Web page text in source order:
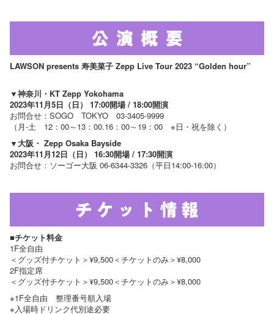
LAWSON presents 寿美菜子 Zepp Live Tour 2023 “Golden hour”
▼神奈川・KT Zepp Yokohama
2023年11月5日（日） 17:00開場 / 18:00開演
お問合せ：SOGO TOKYO 03-3405-9999
（月-土 12：00～13：00.16：00～19：00 ※日・祝を除く）
▼大阪・ Zepp Osaka Bayside
2023年11月12日（日） 16:30開場 / 17:30開演
お問合せ：ソーゴー大阪 06-6344-3326（平日14:00-16:00）
■チケット料金
1F全自由
＜グッズ付チケット＞¥9,500＜チケットのみ＞¥8,000
2F指定席
＜グッズ付チケット＞¥9,500＜チケットのみ＞¥8,000
※1F全自由 整理番号順入場
※入場時ドリンク代別途必要